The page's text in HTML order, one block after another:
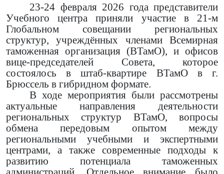
23-24 февраля 2026 года представители
Учебного центра приняли участие в 21-м
Глобальном совещании региональных
структур, учреждённых членами Всемирная
таможенная организация (ВТамО), и офисов
вице-председателей Совета, которое
состоялось в штаб-квартире ВТамО в г.
Брюссель в гибридном формате.
В ходе мероприятия были рассмотрены
актуальные направления деятельности
региональных структур ВТамО, вопросы
обмена передовым опытом между
региональными учебными и экспертными
центрами, а также современные подходы к
развитию потенциала таможенных